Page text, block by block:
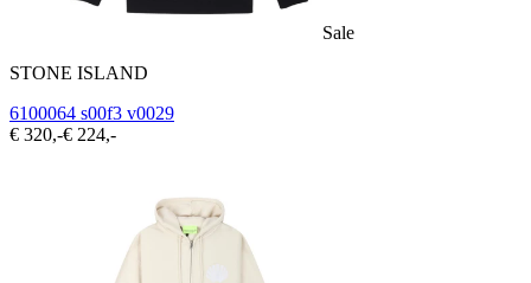
Sale
STONE ISLAND
6100064 s00f3 v0029
€ 320,-€ 224,-